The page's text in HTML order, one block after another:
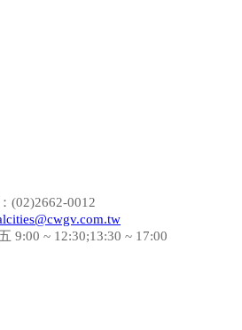
(02)2662-0012
9:00 ~ 12:30;13:30 ~ 17:00